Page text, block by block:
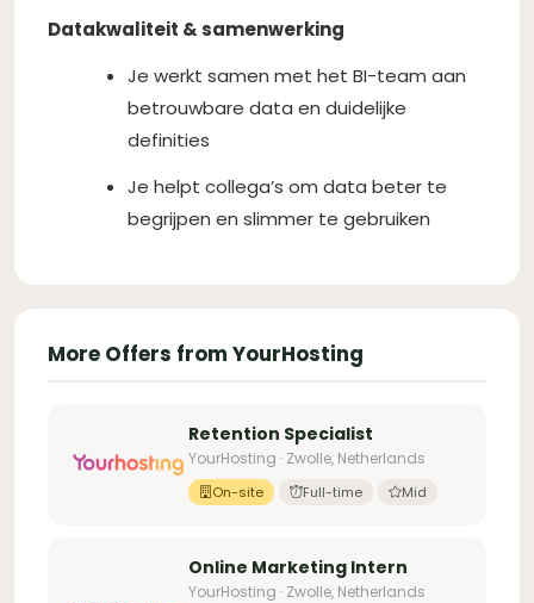
Datakwaliteit & samenwerking
Je werkt samen met het BI-team aan
betrouwbare data en duidelijke
definities
Je helpt collega’s om data beter te
begrijpen en slimmer te gebruiken
More Offers from YourHosting
Retention Specialist
YourHosting · Zwolle, Netherlands
On-site Full-time Mid
Online Marketing Intern
YourHosting · Zwolle, Netherlands